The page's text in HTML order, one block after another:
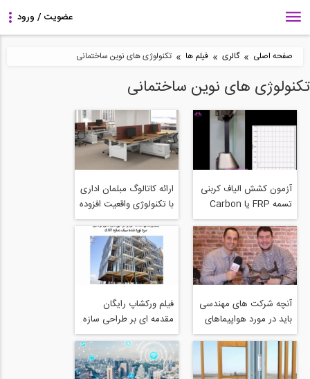
صفحه اصلی » گالری » فیلم ها » تکنولوژی های نوین ساختمانی
تکنولوژی های نوین ساختمانی
آزمون کشش الیاف کربنی
تسمه FRP یا Carbon
Fiber Tensile Test
ارائه کاتالوگ مبلمان اداری
با تکنولوژی واقعیت افزوده
(AR)
آنچه شرکت های مهندسی
باید در مورد هواپیماهای
بدون سرنشین بدانند
فیلم ورکشاپ رایگان
مقدمه ای بر طراحی سازه
های فولادی سرد نورد
شده سبک (سازه LSF)